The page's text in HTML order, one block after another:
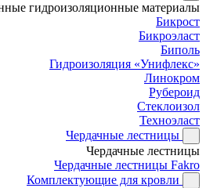
гидроизоляционные материалы
Бикрост
Бикроэласт
Биполь
Гидроизоляция «Унифлекс»
Линокром
Рубероид
Стеклоизол
Техноэласт
Чердачные лестницы
Чердачные лестницы
Чердачные лестницы Fakro
Комплектующие для кровли